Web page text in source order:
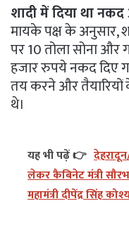
शादी में दिया था
मायके पक्ष के अनुसार,
पर 10 तोला सोना और
हजार रुपये नकद दिए
तय करने और
थे।
यह भी पढ़ें 👉
लेकर कैबिनेट मंत्री
महामंत्री दीपेंद्र सिंह